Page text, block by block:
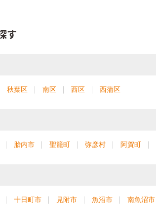
す
秋葉区 南区 西区 西蒲区
胎内市 聖籠町 弥彦村 阿賀町
十日町市 見附市 魚沼市 南魚沼市